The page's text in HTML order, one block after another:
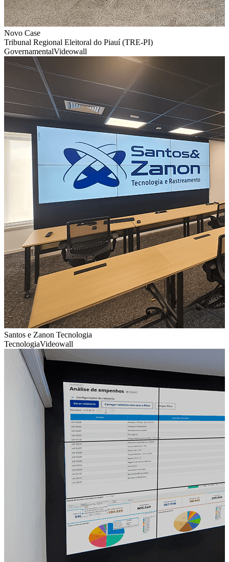
Novo Case
Tribunal Regional Eleitoral do Piauí (TRE-PI)
GovernamentalVideowall
Santos e Zanon Tecnologia
TecnologiaVideowall